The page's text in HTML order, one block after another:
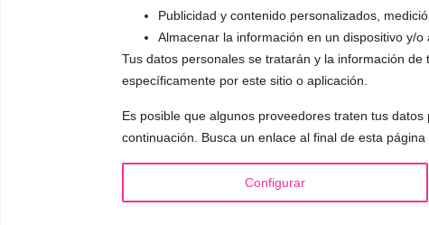
Publicidad y contenido personalizados,
Almacenar la información en un dispositivo y/o
Tus datos personales se tratarán y la información
específicamente por este sitio o aplicación.
Es posible que algunos proveedores traten tus
continuación. Busca un enlace al final de esta
Configurar
RESERVA TU
Astudillo. En
explicará cómo
responderá a